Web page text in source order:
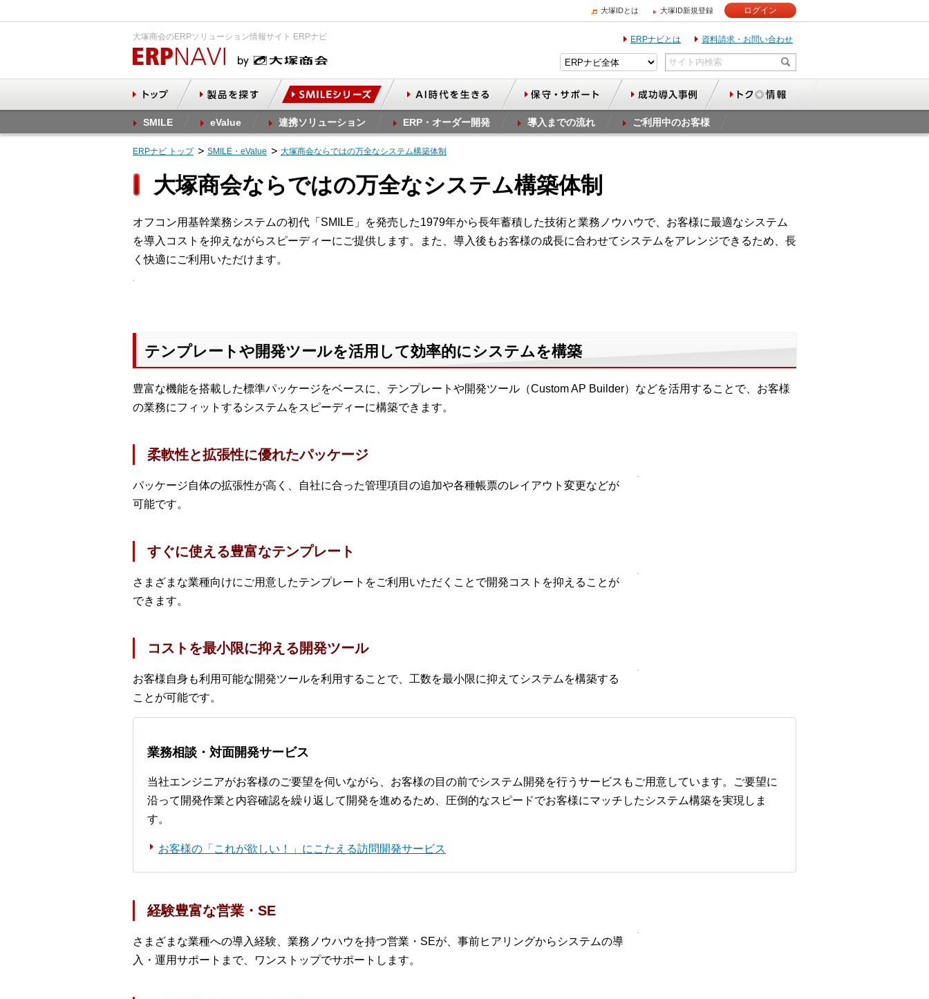
大塚IDとは 大塚ID新規登録 ログイン
大塚商会のERPソリューション情報サイト ERPナビ ERPナビとは 資料請求・お問い合わせ
SMILE eValue 連携ソリューション ERP・オーダー開発 導入までの流れ ご利用中のお客様
ERPナビ トップ SMILE・eValue 大塚商会ならではの万全なシステム構築体制
大塚商会ならではの万全なシステム構築体制
オフコン用基幹業務システムの初代「SMILE」を発売した1979年から長年蓄積した技術と業務ノウハウで、お客様に最適なシステム
を導入コストを抑えながらスピーディーにご提供します。また、導入後もお客様の成長に合わせてシステムをアレンジできるため、長
く快適にご利用いただけます。
テンプレートや開発ツールを活用して効率的にシステムを構築
豊富な機能を搭載した標準パッケージをベースに、テンプレートや開発ツール（Custom AP Builder）などを活用することで、お客様
の業務にフィットするシステムをスピーディーに構築できます。
柔軟性と拡張性に優れたパッケージ
パッケージ自体の拡張性が高く、自社に合った管理項目の追加や各種帳票のレイアウト変更などが
可能です。
すぐに使える豊富なテンプレート
さまざまな業種向けにご用意したテンプレートをご利用いただくことで開発コストを抑えることが
できます。
コストを最小限に抑える開発ツール
お客様自身も利用可能な開発ツールを利用することで、工数を最小限に抑えてシステムを構築する
ことが可能です。
業務相談・対面開発サービス
当社エンジニアがお客様のご要望を伺いながら、お客様の目の前でシステム開発を行うサービスもご用意しています。ご要望に
沿って開発作業と内容確認を繰り返して開発を進めるため、圧倒的なスピードでお客様にマッチしたシステム構築を実現しま
す。
お客様の「これが欲しい！」にこたえる訪問開発サービス
経験豊富な営業・SE
さまざまな業種への導入経験、業務ノウハウを持つ営業・SEが、事前ヒアリングからシステムの導
入・運用サポートまで、ワンストップでサポートします。